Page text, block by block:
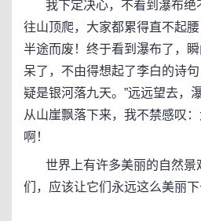
我下定决心，不看到瀑布绝
往山顶爬，大家都累得直不起
半途而废！终于看到瀑布了，
呆了，不由得想起了李白的诗句
疑是银河落九天。”远远望去，
从山崖飘落下来，我不禁感叹
啊！
世界上有许多美丽的自然景
们，应该让它们永远这么美丽下